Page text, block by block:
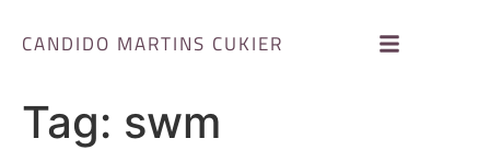
CANDIDO MARTINS CUKIER
Tag: swm